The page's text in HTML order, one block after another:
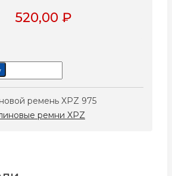
520,00 ₽
ремень XPZ 975
ремни XPZ